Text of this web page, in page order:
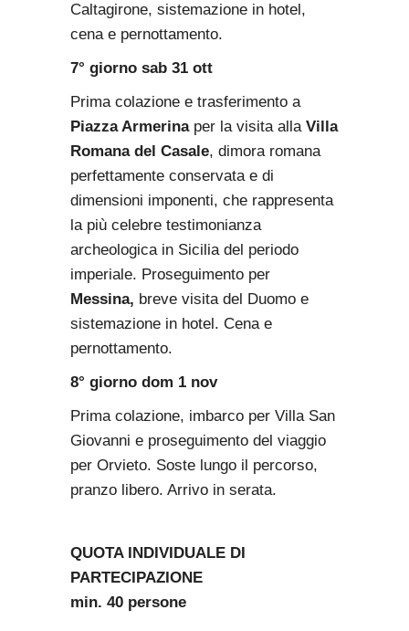
Caltagirone, sistemazione in hotel,
cena e pernottamento.
7° giorno sab 31 ott
Prima colazione e trasferimento a
Piazza Armerinaper la visita allaVilla
Romana del Casale, dimora romana
perfettamente conservata e di
dimensioni imponenti, che rappresenta
la più celebre testimonianza
archeologica in Sicilia del periodo
imperiale. Proseguimento per
Messina, breve visita del Duomo e
sistemazione in hotel. Cena e
pernottamento.
8° giorno dom 1 nov
Prima colazione, imbarco per Villa San
Giovanni e proseguimento del viaggio
per Orvieto. Soste lungo il percorso,
pranzo libero. Arrivo in serata.
QUOTA INDIVIDUALE DI
PARTECIPAZIONE
min. 40 persone